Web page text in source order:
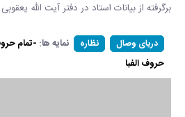
برگرفته از بیانات استاد در دفتر آیت الله یعقوبی -
دریای وصال نظاره نمایه ها: -تمام
حروف الفبا